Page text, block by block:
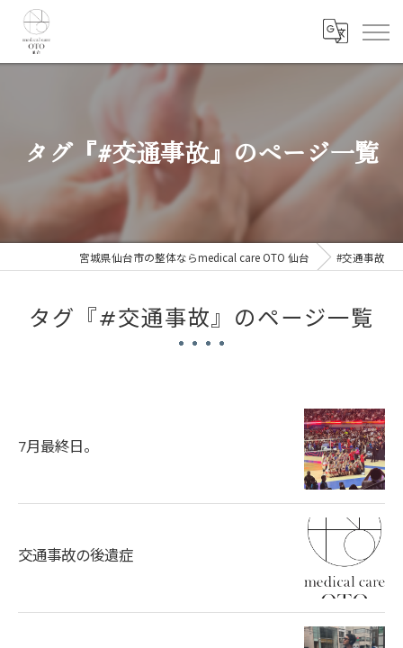
タグ『#交通事故』のページ一覧
宮城県仙台市の整体ならmedical care OTO 仙台 #交通事故
タグ『#交通事故』のページ一覧
7月最終日。
交通事故の後遺症